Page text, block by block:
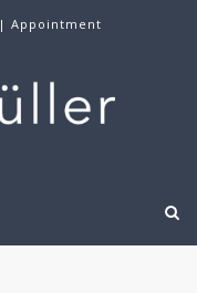
| Appointment